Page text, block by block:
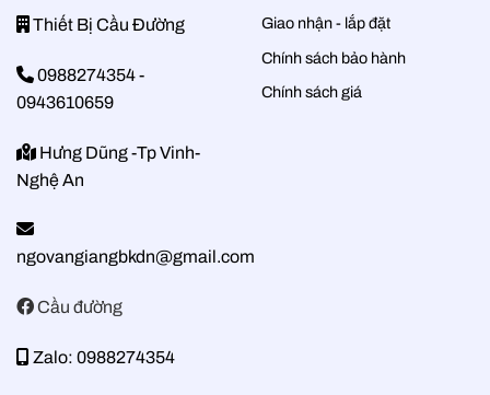
Thiết Bị Cầu Đường
0988274354-
0943610659
Hưng Dũng -Tp Vinh-
Nghệ An
ngovangiangbkdn@gmail.com
Cầu đường
Zalo: 0988274354
Giao nhận - lắp đặt
Chính sách bảo hành
Chính sách giá